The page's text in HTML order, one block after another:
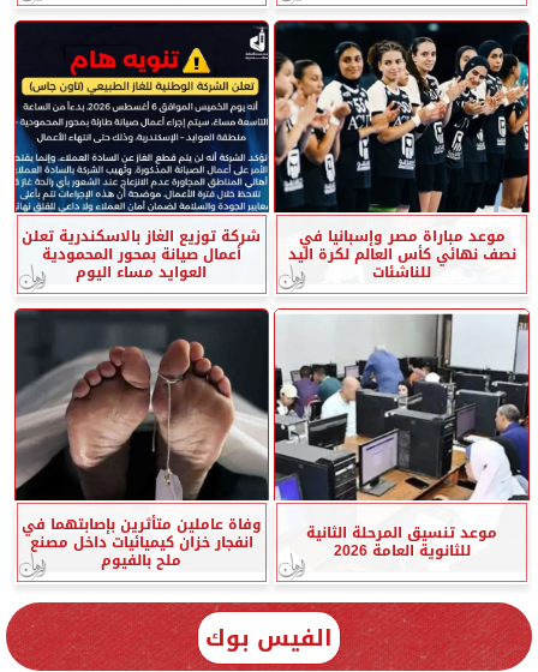
موعد مباراة مصر وإسبانيا في
نصف نهائي كأس العالم لكرة اليد
للناشئات
شركة توزيع الغاز بالاسكندرية تعلن
أعمال صيانة بمحور المحمودية
العوايد مساء اليوم
موعد تنسيق المرحلة الثانية
للثانوية العامة 2026
وفاة عاملين متأثرين بإصابتهما في
انفجار خزان كيميائيات داخل مصنع
ملح بالفيوم
الفيس بوك